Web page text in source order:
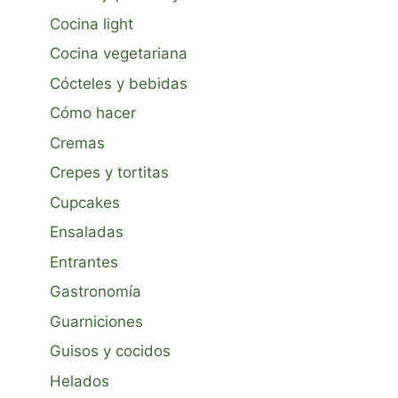
Cocina light
Cocina vegetariana
Cócteles y bebidas
Cómo hacer
Cremas
Crepes y tortitas
Cupcakes
Ensaladas
Entrantes
Gastronomía
Guarniciones
Guisos y cocidos
Helados